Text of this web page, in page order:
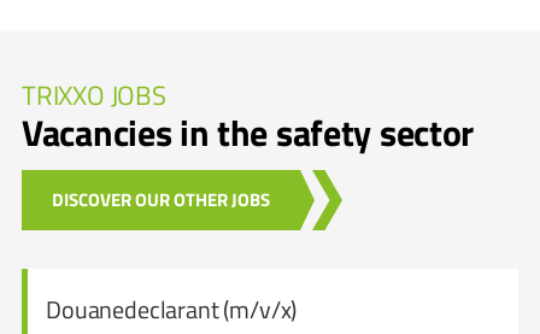
TRIXXO JOBS
Vacancies in the safety sector
DISCOVER OUR OTHER JOBS
Douanedeclarant (m/v/x)